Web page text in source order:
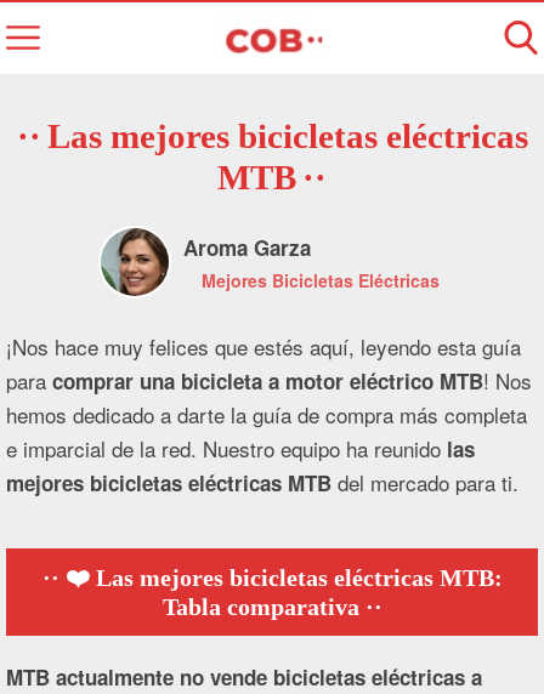
Las mejores bicicletas eléctricas
MTB
Aroma Garza
Mejores Bicicletas Eléctricas
¡Nos hace muy felices que estés aquí, leyendo esta guía
paracomprar una bicicleta a motor eléctrico MTB! Nos
hemos dedicado a darte la guía de compra más completa
e imparcial de la red. Nuestro equipo ha reunido las
mejores bicicletas eléctricas MTB del mercado para ti.
❤️ Las mejores bicicletas eléctricas MTB:
Tabla comparativa
MTB actualmente no vende bicicletas eléctricas a